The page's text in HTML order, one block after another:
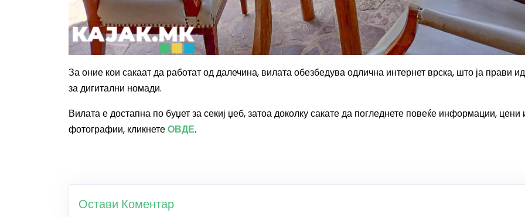
За оние кои сакаат да работат од далечина, вилата обезбедува одлична интернет врска, што ја прави
за дигитални номади.
Вилата е достапна по буџет за секиј џеб, затоа доколку сакате да погледнете повеќе информации, цени
фотографии, кликнетеОВДЕ.
Остави Коментар